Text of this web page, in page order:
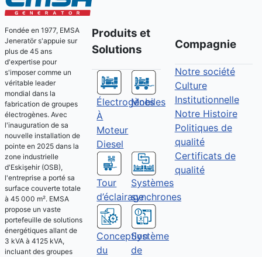
Fondée en 1977, EMSA
Jeneratör s'appuie sur
plus de 45 ans
d'expertise pour
s'imposer comme un
véritable leader
mondial dans la
fabrication de groupes
électrogènes. Avec
l'inauguration de sa
nouvelle installation de
pointe en 2025 dans la
zone industrielle
d'Eskişehir (OSB),
l'entreprise a porté sa
surface couverte totale
à 45 000 m². EMSA
propose un vaste
portefeuille de solutions
énergétiques allant de
3 kVA à 4125 kVA,
incluant des groupes
Produits et
Solutions
Électrogènes
À
Moteur
Diesel
Mobiles
Tour
d’éclairage
Systèmes
synchrones
Conception
du
Système
de
Compagnie
Notre société
Culture
Institutionnelle
Notre Histoire
Politiques de
qualité
Certificats de
qualité